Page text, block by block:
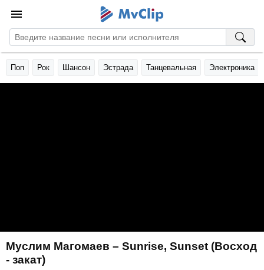
Поп Рок Шансон Эстрада Танцевальная Электроника
Муслим Магомаев – Sunrise, Sunset (Восход
- закат)